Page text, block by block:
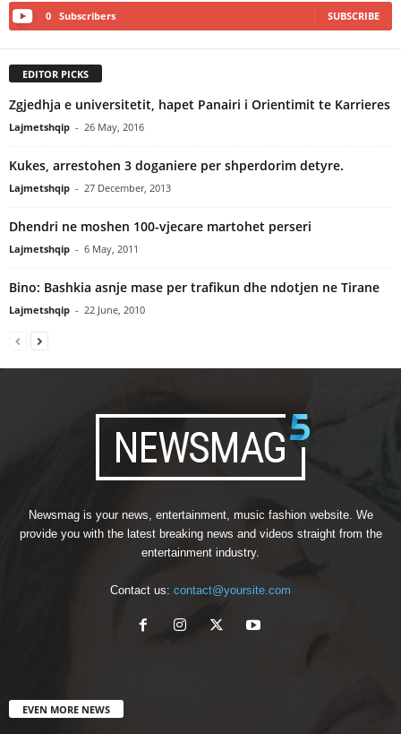
0 Subscribers SUBSCRIBE
EDITOR PICKS
Zgjedhja e universitetit, hapet Panairi i Orientimit te Karrieres
Lajmetshqip - 26 May, 2016
Kukes, arrestohen 3 doganiere per shperdorim detyre.
Lajmetshqip - 27 December, 2013
Dhendri ne moshen 100-vjecare martohet perseri
Lajmetshqip - 6 May, 2011
Bino: Bashkia asnje mase per trafikun dhe ndotjen ne Tirane
Lajmetshqip - 22 June, 2010
Newsmag is your news, entertainment, music fashion website. We
provide you with the latest breaking news and videos straight from the
entertainment industry.
Contact us: contact@yoursite.com
EVEN MORE NEWS